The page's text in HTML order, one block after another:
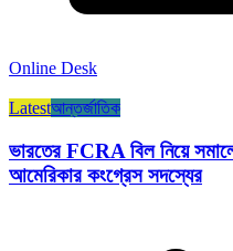
Online Desk
Latestআন্তর্জাতিক
ভারতের FCRA বিল নিয়ে
আমেরিকার কংগ্রেস সদস্যের